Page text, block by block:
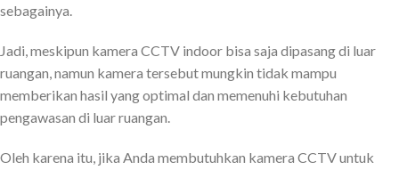
sebagainya.
Jadi, meskipun kamera CCTV indoor bisa saja dipasang di luar
ruangan, namun kamera tersebut mungkin tidak mampu
memberikan hasil yang optimal dan memenuhi kebutuhan
pengawasan di luar ruangan.
Oleh karena itu, jika Anda membutuhkan kamera CCTV untuk